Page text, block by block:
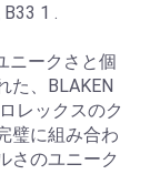
1 .
ニークさと個
た、BLAKEN
レックスのク
璧に組み合わ
さのユニーク